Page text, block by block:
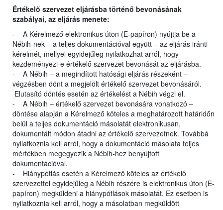
Értékelő szervezet eljárásba történő bevonásának
szabályai, az eljárás menete:
- A Kérelmező elektronikus úton (E-papíron) nyújtja be a
Nébih-nek – a teljes dokumentációval együtt – az eljárás iránti
kérelmét, mellyel egyidejűleg nyilatkozhat arról, hogy
kezdeményezi-e értékelő szervezet bevonását az eljárásba.
- A Nébih – a megindított hatósági eljárás részeként –
végzésben dönt a megjelölt értékelő szervezet bevonásáról.
Elutasító döntés esetén az értékelést a Nébih végzi el.
- A Nébih – értékelő szervezet bevonására vonatkozó –
döntése alapján a Kérelmező köteles a meghatározott határidőn
belül a teljes dokumentáció másolatát elektronikusan,
dokumentált módon átadni az értékelő szervezetnek. Továbbá
nyilatkoznia kell arról, hogy a dokumentáció másolata teljes
mértékben megegyezik a Nébih-hez benyújtott
dokumentációval.
- Hiánypótlás esetén a Kérelmező köteles az értékelő
szervezettel egyidejűleg a Nébih részére is elektronikus úton (E-
papíron) megküldeni a hiánypótlások másolatát. Ez esetben is
nyilatkoznia kell arról, hogy a másolatban megküldött